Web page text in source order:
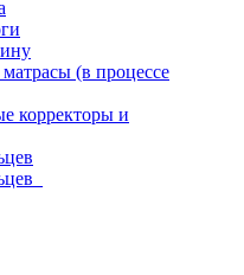
(в процессе
корректоры и